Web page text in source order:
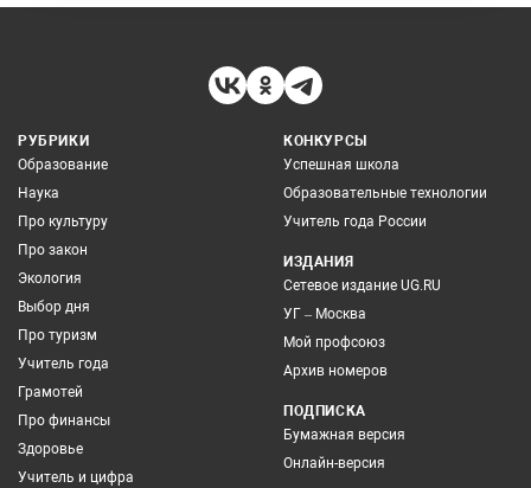
РУБРИКИ
Образование
Наука
Про культуру
Про закон
Экология
Выбор дня
Про туризм
Учитель года
Грамотей
Про финансы
Здоровье
Учитель и цифра
КОНКУРСЫ
Успешная школа
Образовательные технологии
Учитель года России
ИЗДАНИЯ
Сетевое издание UG.RU
УГ – Москва
Мой профсоюз
Архив номеров
ПОДПИСКА
Бумажная версия
Онлайн-версия